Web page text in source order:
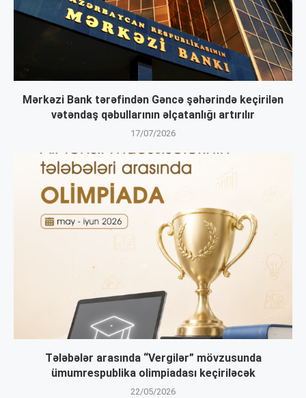
Mərkəzi Bank tərəfindən Gəncə şəhərində keçirilən
vətəndaş qəbullarının əlçatanlığı artırılır
17/07/2026
Tələbələr arasında “Vergilər” mövzusunda
ümumrespublika olimpiadası keçiriləcək
22/05/2026